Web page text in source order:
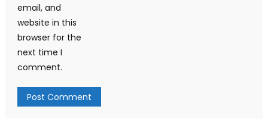
email, and
website in this
browser for the
next time I
comment.